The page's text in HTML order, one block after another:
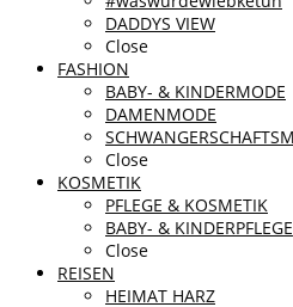
DADDYS VIEW
Close
FASHION
BABY- & KINDERMODE
DAMENMODE
Close
KOSMETIK
PFLEGE & KOSMETIK
BABY- & KINDERPFLEGE
Close
REISEN
HEIMAT HARZ